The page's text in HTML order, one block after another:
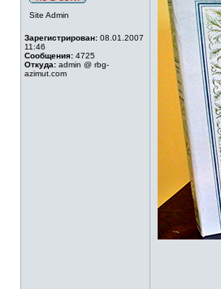
Site Admin
Зарегистрирован: 08.01.2007
11:46
Сообщения: 4725
Откуда: admin @ rbg-
azimut.com